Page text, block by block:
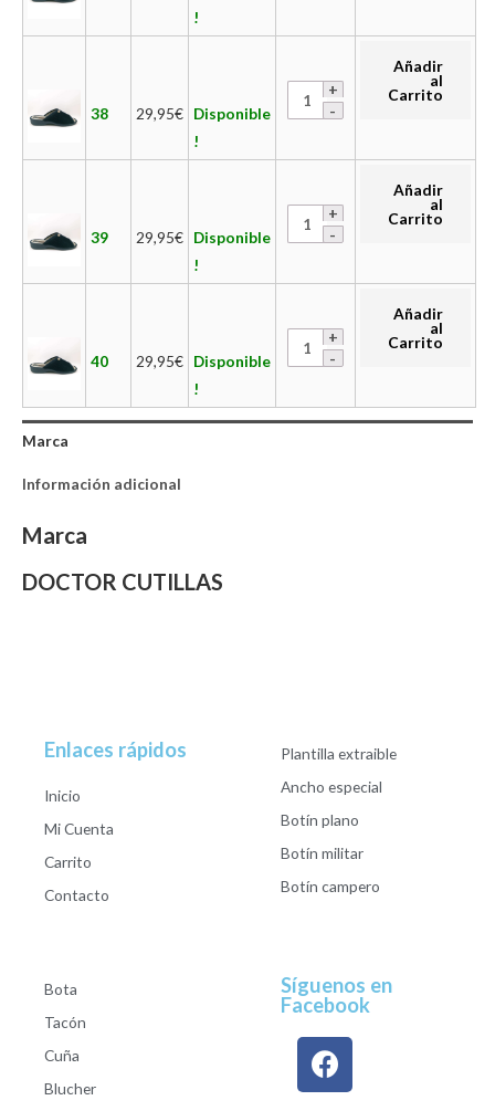
!
38 29,95€ Disponible
!
Añadir
al
Carrito
39 29,95€ Disponible
!
Añadir
al
Carrito
40 29,95€ Disponible
!
Añadir
al
Carrito
Marca
Información adicional
Marca
DOCTOR CUTILLAS
Enlaces rápidos
Inicio
Mi Cuenta
Carrito
Contacto
Plantilla extraible
Ancho especial
Botín plano
Botín militar
Botín campero
Bota
Tacón
Cuña
Blucher
Síguenos en
Facebook